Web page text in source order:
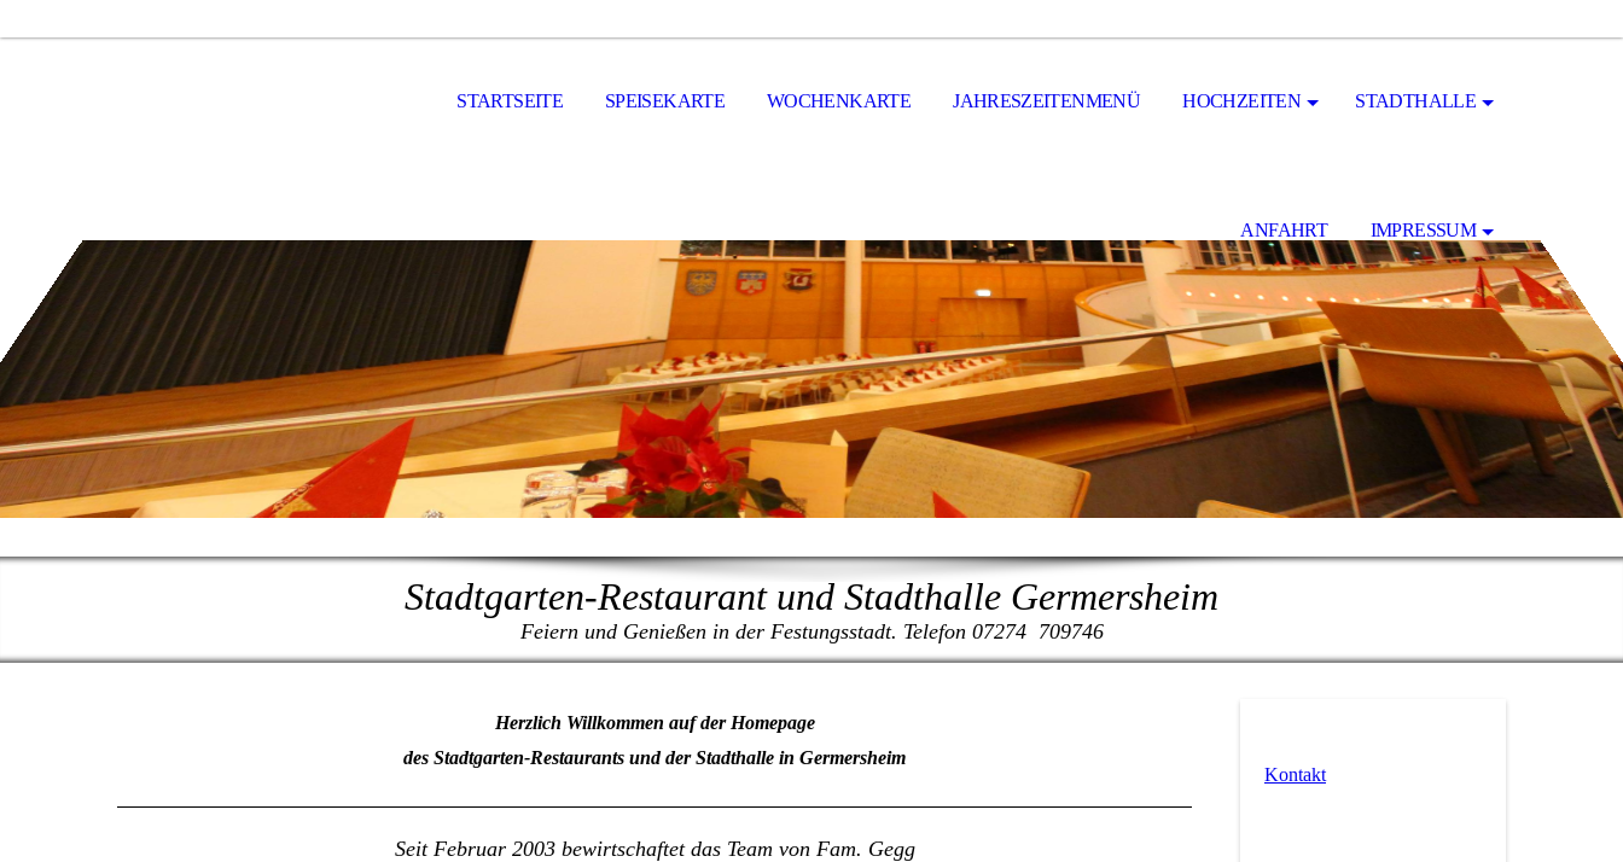
STARTSEITE SPEISEKARTE WOCHENKARTE JAHRESZEITENMENÜ HOCHZEITEN STADTHALLE
ANFAHRT IMPRESSUM
Stadtgarten-Restaurant und Stadthalle Germersheim
Feiern und Genießen in der Festungsstadt. Telefon 07274 709746
Herzlich Willkommen auf der Homepage
des Stadtgarten-Restaurants und der Stadthalle in Germersheim
Seit Februar 2003 bewirtschaftet das Team von Fam. Gegg
Kontakt